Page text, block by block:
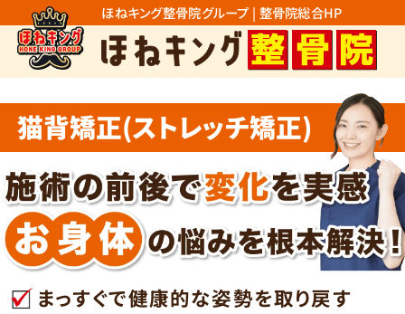
ほねキング整骨院グループ | 整骨院総合HP
猫背矯正(ストレッチ矯正)
まっすぐで健康的な姿勢を取り戻す